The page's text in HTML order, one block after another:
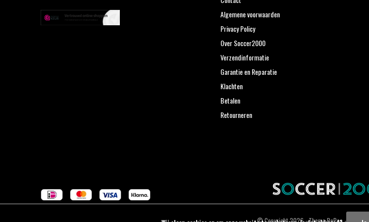
Algemene voorwaarden
Privacy Policy
Over Soccer2000
Verzendinformatie
Garantie en Reparatie
Klachten
Betalen
Retourneren